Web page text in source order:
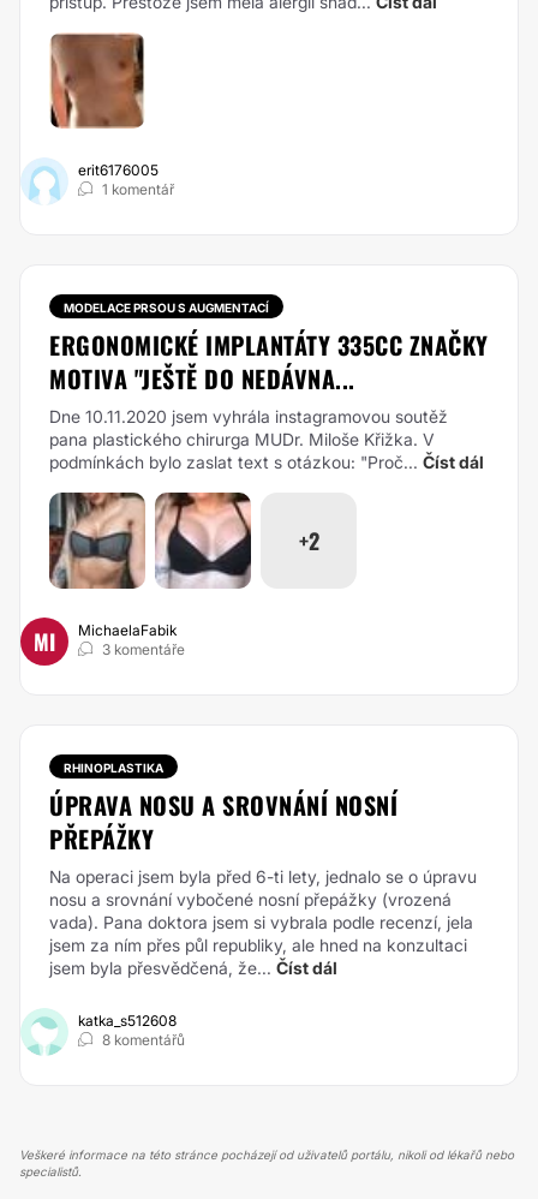
erit6176005
1 komentář
MODELACE PRSOU S AUGMENTACÍ
ERGONOMICKÉ IMPLANTÁTY 335CC ZNAČKY
MOTIVA "JEŠTĚ DO NEDÁVNA...
Dne 10.11.2020 jsem vyhrála instagramovou soutěž
pana plastického chirurga MUDr. Miloše Křižka. V
podmínkách bylo zaslat text s otázkou: "Proč... Číst dál
+2
MI
MichaelaFabik
3 komentáře
RHINOPLASTIKA
ÚPRAVA NOSU A SROVNÁNÍ NOSNÍ
PŘEPÁŽKY
Na operaci jsem byla před 6-ti lety, jednalo se o úpravu
nosu a srovnání vybočené nosní přepážky (vrozená
vada). Pana doktora jsem si vybrala podle recenzí, jela
jsem za ním přes půl republiky, ale hned na konzultaci
jsem byla přesvědčená, že... Číst dál
katka_s512608
8 komentářů
Veškeré informace na této stránce pocházejí od uživatelů portálu, nikoli od lékařů nebo
specialistů.